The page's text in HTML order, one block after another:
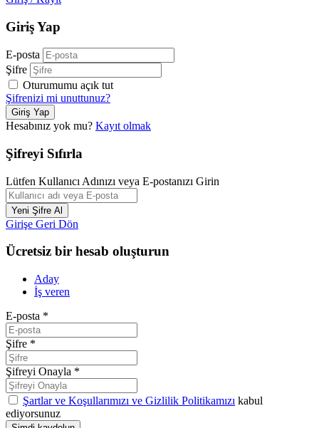
Giriş Yap
E-posta
Şifre
Oturumumu açık tut
Şifrenizi mi unuttunuz?
Hesabınız yok mu? Kayıt olmak
Şifreyi Sıfırla
Lütfen Kullanıcı Adınızı veya E-postanızı Girin
Girişe Geri Dön
Ücretsiz bir hesab oluşturun
Aday
İş veren
E-posta *
Şifre *
Şifreyi Onayla *
Şartlar ve Koşullarımızı ve Gizlilik Politikamızı kabul
ediyorsunuz